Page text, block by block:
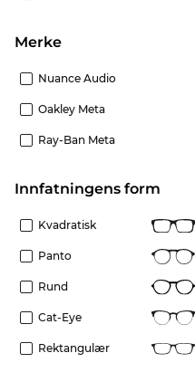
merke
Nuance Audio
Oakley Meta
Ray-Ban Meta
Innfatningens form
Kvadratisk
Panto
Rund
Cat-Eye
Rektangulær